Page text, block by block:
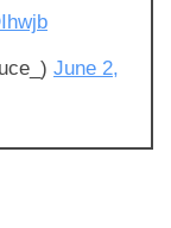
June 2,